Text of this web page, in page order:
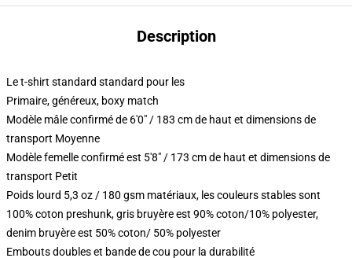
Description
Le t-shirt standard standard pour les
Primaire, généreux, boxy match
Modèle mâle confirmé de 6'0" / 183 cm de haut et dimensions de
transport Moyenne
Modèle femelle confirmé est 5'8" / 173 cm de haut et dimensions de
transport Petit
Poids lourd 5,3 oz / 180 gsm matériaux, les couleurs stables sont
100% coton preshunk, gris bruyère est 90% coton/10% polyester,
denim bruyère est 50% coton/ 50% polyester
Embouts doubles et bande de cou pour la durabilité